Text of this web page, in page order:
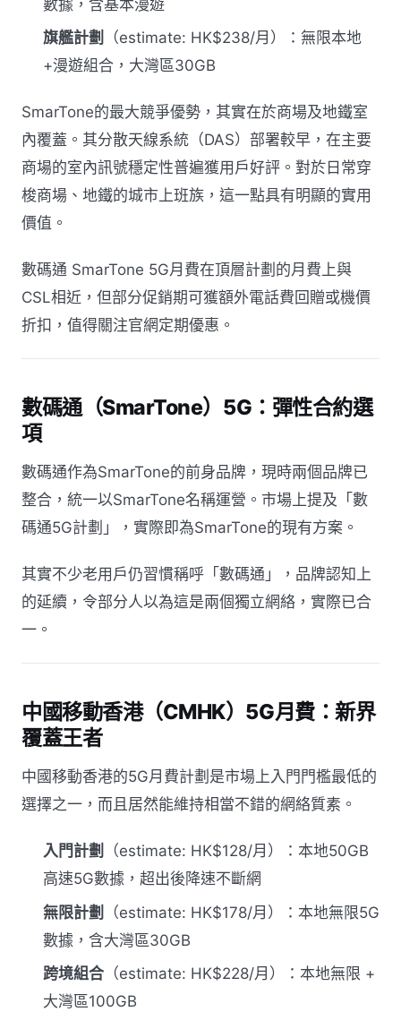
數據，含基本漫遊
旗艦計劃
（estimate: HK$238/月）：無限本地
+漫遊組合，大灣區30GB
SmarTone的最大競爭優勢，其實在於商場及地鐵室
內覆蓋。其分散天線系統（DAS）部署較早，在主要
商場的室內訊號穩定性普遍獲用戶好評。對於日常穿
梭商場、地鐵的城市上班族，這一點具有明顯的實用
價值。
數碼通 SmarTone 5G月費在頂層計劃的月費上與
CSL相近，但部分促銷期可獲額外電話費回贈或機價
折扣，值得關注官網定期優惠。
數碼通（SmarTone）5G：彈性合約選
項
數碼通作為SmarTone的前身品牌，現時兩個品牌已
整合，統一以SmarTone名稱運營。市場上提及「數
碼通5G計劃」，實際即為SmarTone的現有方案。
其實不少老用戶仍習慣稱呼「數碼通」，品牌認知上
的延續，令部分人以為這是兩個獨立網絡，實際已合
一。
中國移動香港（CMHK）5G月費：新界
覆蓋王者
中國移動香港的5G月費計劃是市場上入門門檻最低的
選擇之一，而且居然能維持相當不錯的網絡質素。
入門計劃
（estimate: HK$128/月）：本地50GB
高速5G數據，超出後降速不斷網
無限計劃
（estimate: HK$178/月）：本地無限5G
數據，含大灣區30GB
跨境組合 （estimate: HK$228/月）：本地無限 +
大灣區100GB